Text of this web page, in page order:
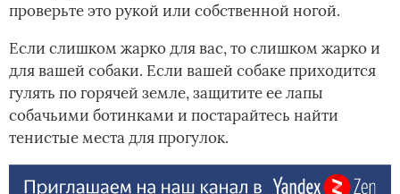
проверьте это рукой или собственной ногой.
Если слишком жарко для вас, то слишком жарко и
для вашей собаки. Если вашей собаке приходится
гулять по горячей земле, защитите ее лапы
собачьими ботинками и постарайтесь найти
тенистые места для прогулок.